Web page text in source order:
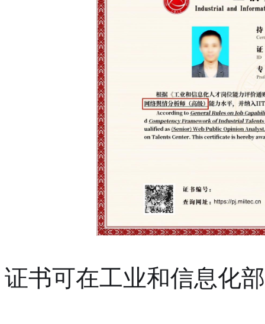
证书可在工业和信息化